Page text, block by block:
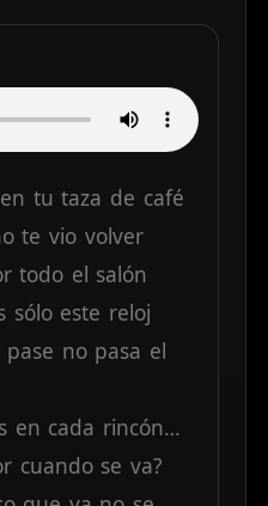
en tu taza de café
te vio volver
todo el salón
sólo este reloj
pase no pasa el
en cada rincón…
cuando se va?